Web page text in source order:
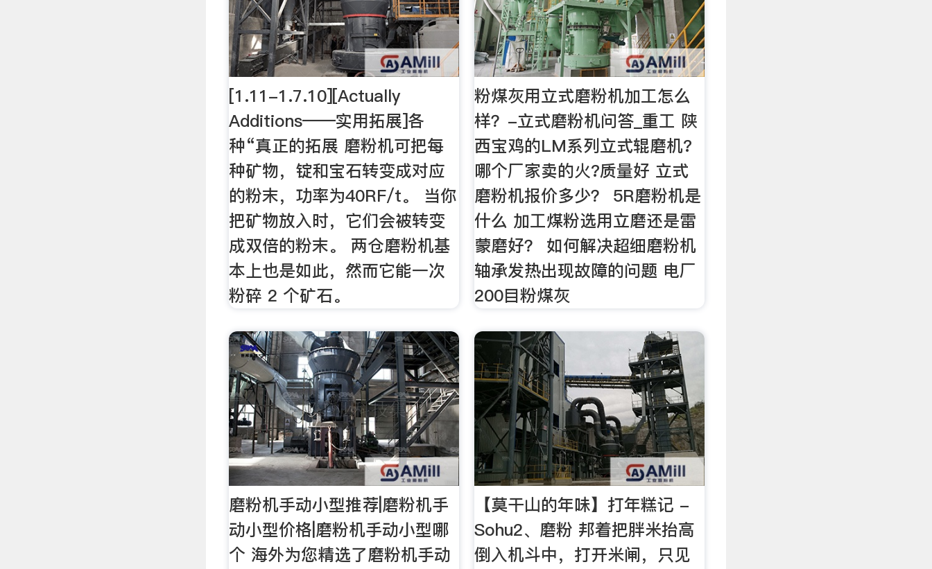
[1.11-1.7.10][Actually
Additions——实用拓展]各
种“真正的拓展 磨粉机可把每
种矿物，锭和宝石转变成对应
的粉末，功率为40RF/t。 当你
把矿物放入时，它们会被转变
成双倍的粉末。 两仓磨粉机基
本上也是如此，然而它能一次
粉碎 2 个矿石。
粉煤灰用立式磨粉机加工怎么
样？-立式磨粉机问答_重工 陕
西宝鸡的LM系列立式辊磨机?
哪个厂家卖的火?质量好 立式
磨粉机报价多少？ 5R磨粉机是
什么 加工煤粉选用立磨还是雷
蒙磨好？ 如何解决超细磨粉机
轴承发热出现故障的问题 电厂
200目粉煤灰
磨粉机手动小型推荐|磨粉机手
动小型价格|磨粉机手动小型哪
个 海外为您精选了磨粉机手动
【莫干山的年味】打年糕记 -
Sohu2、磨粉 邦着把胖米抬高
倒入机斗中，打开米闸，只见